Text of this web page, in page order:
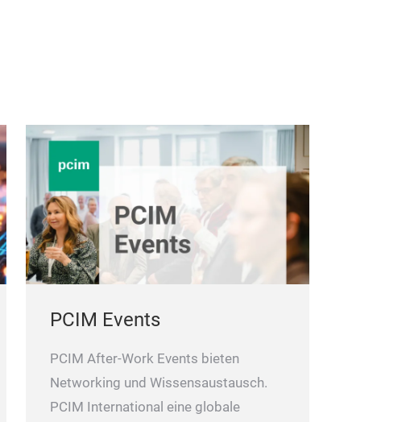
PCIM Events
PCIM After-Work Events bieten
Networking und Wissensaustausch.
PCIM International eine globale